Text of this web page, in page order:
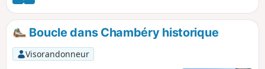
de Jacob-Bellecombette, Chambéry et Barberaz, et de
passer à la limite de la commune de Montagnole. Malgré sa
proximité avec la grande ville, l'essentiel du parcours est
dans les bois ou au travers des prés.
Boucle dans Chambéry historique
Visorandonneur